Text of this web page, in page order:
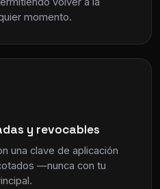
momento.
y revocables
una clave de aplicación
—nunca con tu